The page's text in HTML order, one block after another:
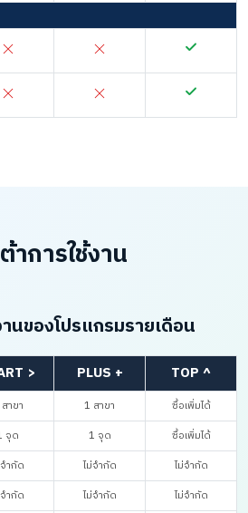
าการใช้งาน
นของโปรแกรมรายเดือน
> PLUS + TOP ^
าขา 1 สาขา
ซื้อเพิ่มได้
จุด 1 จุด
ซื้อเพิ่มได้
ำกัด ไม่จำกัด
ไม่จำกัด
ำกัด ไม่จำกัด
ไม่จำกัด